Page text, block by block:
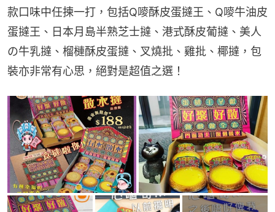
款口味中任揀一打，包括Q嘜酥皮蛋撻王、Q嘜牛油皮
蛋撻王、日本月島半熟芝士撻、港式酥皮葡撻、美人
の牛乳撻、榴槤酥皮蛋撻、叉燒批、雞批、椰撻，包
裝亦非常有心思，絕對是超值之選！